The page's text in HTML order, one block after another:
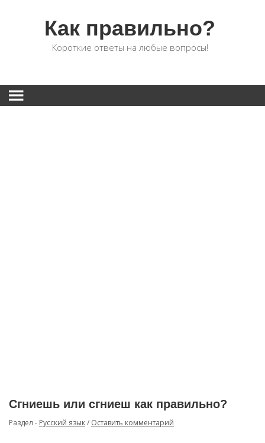
Как правильно?
Короткие ответы на любые вопросы!
Сгниешь или сгниеш как правильно?
Раздел - Русский язык/ Оставить комментарий